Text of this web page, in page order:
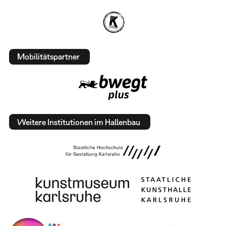
Mobilitätspartner
Weitere Institutionen im Hallenbau